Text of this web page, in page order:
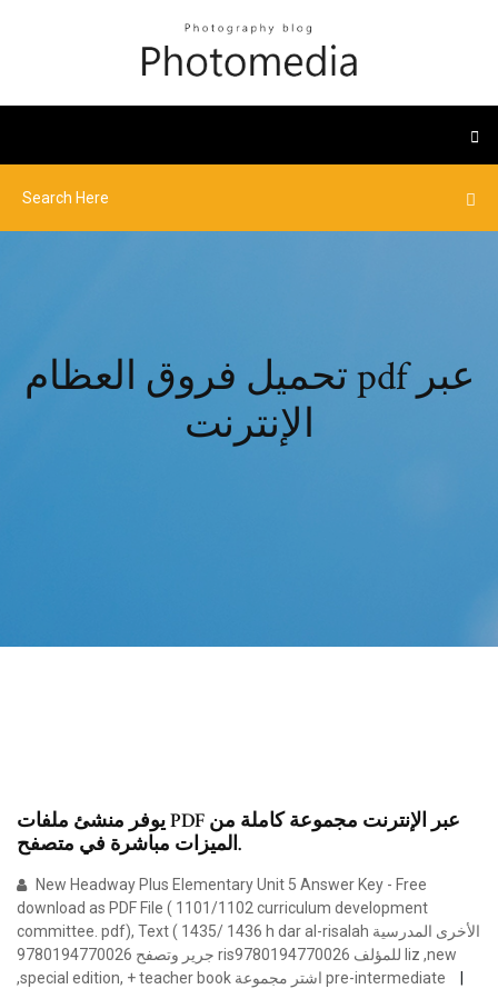
تحميل فروق العظام pdf عبر
الإنترنت
يوفر منشئ ملفات PDF عبر الإنترنت مجموعة كاملة من
الميزات مباشرة في متصفح.
New Headway Plus Elementary Unit 5 Answer Key - Free
download as PDF File ( 1101/1102 curriculum development
committee. pdf), Text ( 1435/ 1436 h dar al-risalah الأخرى المدرسية
جرير وتصفح 9780194770026 ris9780194770026 للمؤلف ‎liz ,new
,special edition, + teacher book‎ اشتر مجموعة pre-intermediate